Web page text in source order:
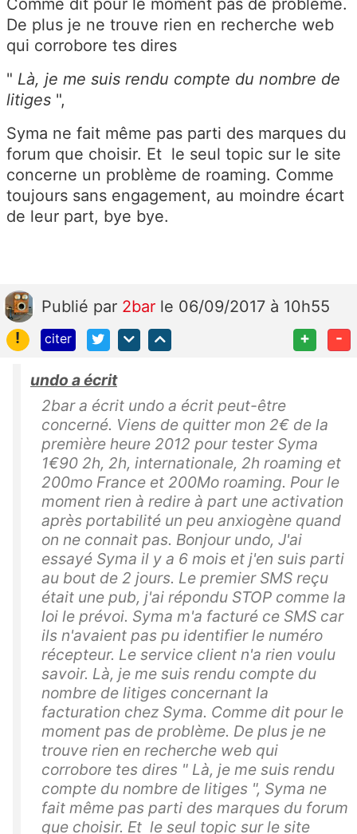
De plus je ne trouve rien en recherche web
qui corrobore tes dires
" Là, je me suis rendu compte du nombre de
litiges ",
Syma ne fait même pas parti des marques du
forum que choisir. Et le seul topic sur le site
concerne un problème de roaming. Comme
toujours sans engagement, au moindre écart
de leur part, bye bye.
Publié par 2bar le 06/09/2017 à 10h55
!
citer + -
undo a écrit
2bar a écrit undo a écrit peut-être
concerné. Viens de quitter mon 2€ de la
première heure 2012 pour tester Syma
1€90 2h, 2h, internationale, 2h roaming et
200mo France et 200Mo roaming. Pour le
moment rien à redire à part une activation
après portabilité un peu anxiogène quand
on ne connait pas. Bonjour undo, J'ai
essayé Syma il y a 6 mois et j'en suis parti
au bout de 2 jours. Le premier SMS reçu
était une pub, j'ai répondu STOP comme la
loi le prévoi. Syma m'a facturé ce SMS car
ils n'avaient pas pu identifier le numéro
récepteur. Le service client n'a rien voulu
savoir. Là, je me suis rendu compte du
nombre de litiges concernant la
facturation chez Syma. Comme dit pour le
moment pas de problème. De plus je ne
trouve rien en recherche web qui
corrobore tes dires " Là, je me suis rendu
compte du nombre de litiges ", Syma ne
fait même pas parti des marques du forum
que choisir. Et le seul topic sur le site